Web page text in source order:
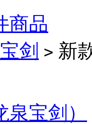
商品
剑 > 新
宝剑）